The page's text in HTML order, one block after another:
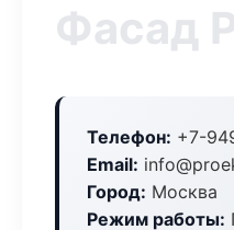
Фасад
Телефон: +7-
Email:
Город: Москва
Режим работы: